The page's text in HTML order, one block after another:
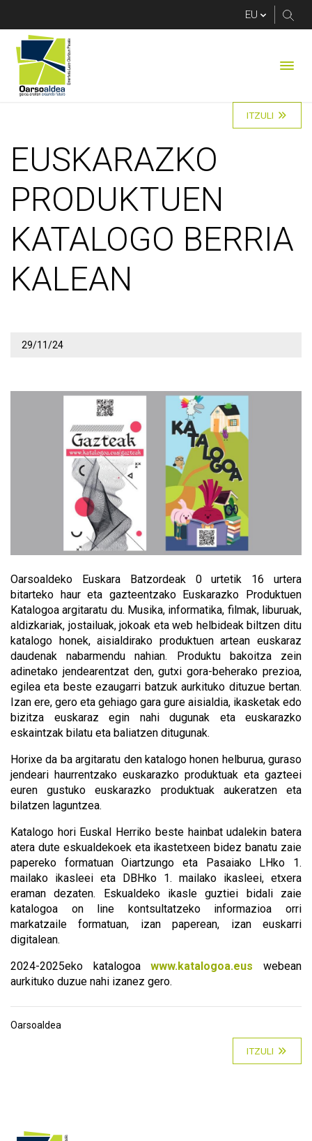
EUSKARAZKO ITZULI
EUSKARAZKO
PRODUKTUEN
KATALOGO BERRIA
KALEAN
29/11/24
Oarsoaldeko Euskara Batzordeak 0 urtetik 16 urtera
bitarteko haur eta gazteentzako Euskarazko Produktuen
Katalogoa argitaratu du. Musika, informatika, filmak, liburuak,
aldizkariak, jostailuak, jokoak eta web helbideak biltzen ditu
katalogo honek, aisialdirako produktuen artean euskaraz
daudenak nabarmendu nahian. Produktu bakoitza zein
adinetako jendearentzat den, gutxi gora-beherako prezioa,
egilea eta beste ezaugarri batzuk aurkituko dituzue bertan.
Izan ere, gero eta gehiago gara gure aisialdia, ikasketak edo
bizitza euskaraz egin nahi dugunak eta euskarazko
eskaintzak bilatu eta baliatzen ditugunak.
Horixe da ba argitaratu den katalogo honen helburua, guraso
jendeari haurrentzako euskarazko produktuak eta gazteei
euren gustuko euskarazko produktuak aukeratzen eta
bilatzen laguntzea.
Katalogo hori Euskal Herriko beste hainbat udalekin batera
atera dute eskualdekoek eta ikastetxeen bidez banatu zaie
papereko formatuan Oiartzungo eta Pasaiako LHko 1.
mailako ikasleei eta DBHko 1. mailako ikasleei, etxera
eraman dezaten. Eskualdeko ikasle guztiei bidali zaie
katalogoa on line kontsultatzeko informazioa orri
markatzaile formatuan, izan paperean, izan euskarri
digitalean.
2024-2025eko katalogoawww.katalogoa.eus webean
aurkituko duzue nahi izanez gero.
Oarsoaldea
ITZULI